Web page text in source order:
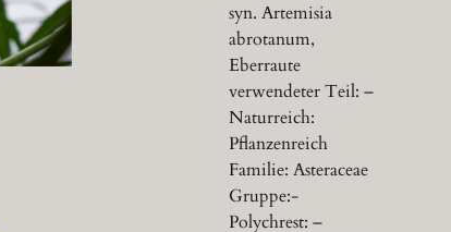
syn. Artemisia
abrotanum,
Eberraute
verwendeter Teil: –
Naturreich:
Pflanzenreich
Familie: Asteraceae
Gruppe:-
Polychrest: –